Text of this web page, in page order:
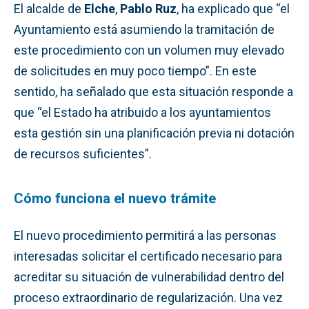
El alcalde de Elche, Pablo Ruz, ha explicado que “el
Ayuntamiento está asumiendo la tramitación de
este procedimiento con un volumen muy elevado
de solicitudes en muy poco tiempo”. En este
sentido, ha señalado que esta situación responde a
que “el Estado ha atribuido a los ayuntamientos
esta gestión sin una planificación previa ni dotación
de recursos suficientes”.
Cómo funciona el nuevo trámite
El nuevo procedimiento permitirá a las personas
interesadas solicitar el certificado necesario para
acreditar su situación de vulnerabilidad dentro del
proceso extraordinario de regularización. Una vez